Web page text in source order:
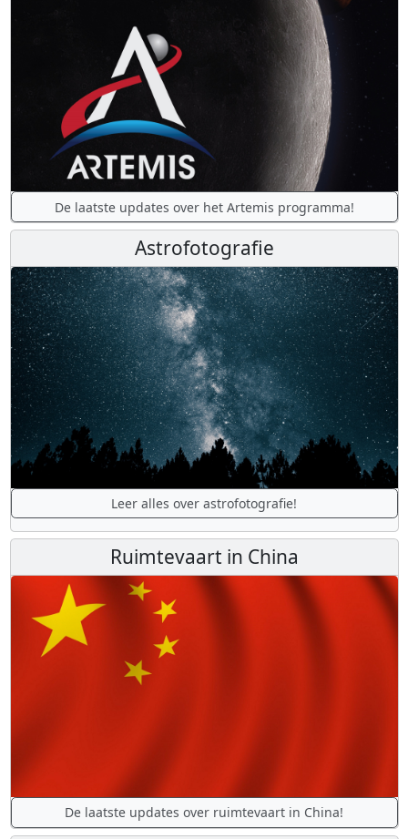
De laatste updates over het Artemis programma!
Astrofotografie
Leer alles over astrofotografie!
Ruimtevaart in China
De laatste updates over ruimtevaart in China!